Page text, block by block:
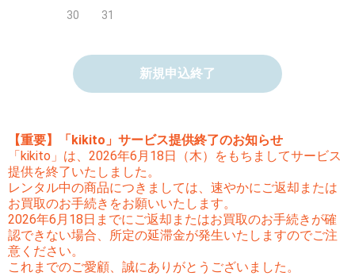
30 31
新規申込終了
【重要】「kikito」サービス提供終了のお知らせ
「kikito」は、2026年6月18日（木）をもちましてサービス
提供を終了いたしました。
レンタル中の商品につきましては、速やかにご返却または
お買取のお手続きをお願いいたします。
2026年6月18日までにご返却またはお買取のお手続きが確
認できない場合、所定の延滞金が発生いたしますのでご注
意ください。
これまでのご愛顧、誠にありがとうございました。